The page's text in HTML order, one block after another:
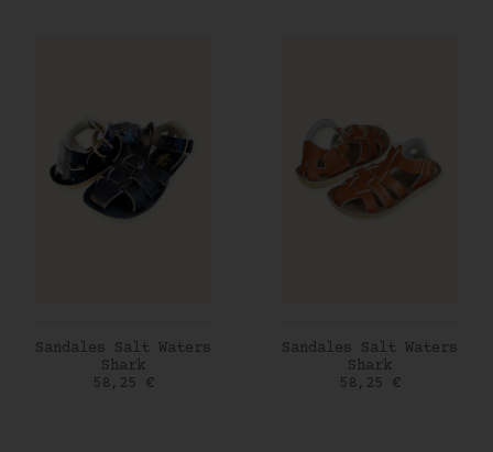
AJOUTER AU PANIER
Sandales Salt Waters
Shark
Prix
58,25 €
AJOUTER AU PANIER
Sandales Salt Waters
Shark
Prix
58,25 €